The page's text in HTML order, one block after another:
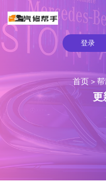
登录
首页 >
更